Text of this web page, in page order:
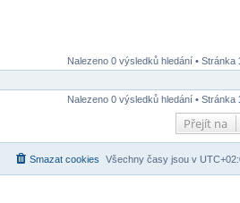
Nalezeno 0 výsledků hledání • Stránka
Nalezeno 0 výsledků hledání • Stránka
Přejít na
Všechny časy jsou v
Smazat cookies